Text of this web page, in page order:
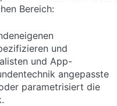
Bereich:
und
und App-
angepasste
parametrisiert die